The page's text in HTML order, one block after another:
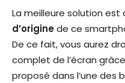
La meilleure solution est
d’originede ce
De ce fait, vous aurez
complet de l’écran
proposé dans l’une des